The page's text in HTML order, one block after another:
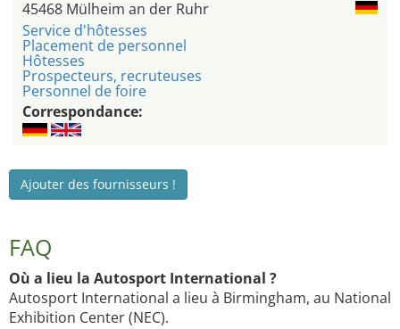
45468 Mülheim an der Ruhr
Service d'hôtesses
Placement de personnel
Hôtesses
Prospecteurs, recruteuses
Personnel de foire
Correspondance:
Ajouter des fournisseurs !
FAQ
Où a lieu la Autosport International ?
Autosport International a lieu à Birmingham, au National
Exhibition Center (NEC).